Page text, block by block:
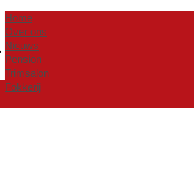
Home
Over ons
Nieuws
Pension
Trimsalon
Fokkerij